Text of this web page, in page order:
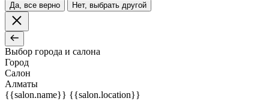
Да, все верно Нет, выбрать другой
Выбор города и салона
Город
Салон
Алматы
{{salon.name}} {{salon.location}}